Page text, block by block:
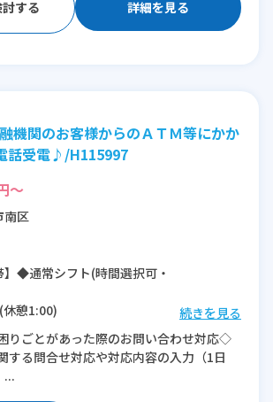
詳細を見る
機関のお客様からのＡＴＭ等にかか
話受電♪/H115997
～
南区
】◆通常シフト(時間選択可・
憩1:00)
休憩1:00)
憩1:00)
憩1:00)
休憩1:00)
続きを見る
りごとがあった際のお問い合わせ対応◇
する問合せ対応や対応内容の入力（1日
...